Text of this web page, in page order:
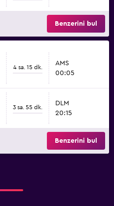
Benzerini bul
4 sa. 15 dk.
AMS
00:05
3 sa. 55 dk.
DLM
20:15
Benzerini bul